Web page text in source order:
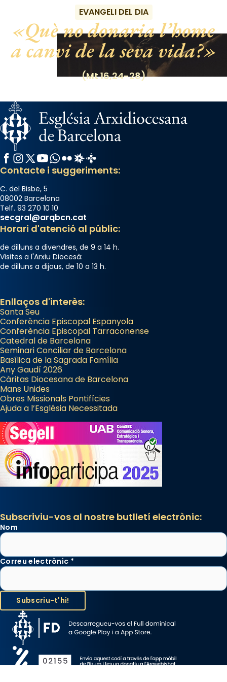
EVANGELI DEL DIA
Què no donaria l’home
a canvi de la seva vida?
(Mt 16,24-28)
Facebook
Instagram
X / Twitter
YouTube
WhatsApp
FlickrRadio Estel
Catalunya Cristiana
Contacte i suggeriments:
C. del Bisbe, 5
08002 Barcelona
Telf. 93 270 10 10
secgral@arqbcn.cat
Horari d'atenció al públic:
de dilluns a divendres, de 9 a 14 h.
Visites a l'Arxiu Diocesà:
de dilluns a dijous, de 10 a 13 h.
Enllaços d'interès:
Santa Seu
Conferència Episcopal Espanyola
Conferència Episcopal Tarraconense
Catedral de Barcelona
Seminari Conciliar de Barcelona
Basílica de la Sagrada Família
Any Gaudí 2026
Càritas Diocesana de Barcelona
Mans Unides
Obres Missionals Pontifícies
Ajuda a l’Església Necessitada
Subscriviu-vos al nostre butlletí electrònic:
Nom
Correu electrònic *